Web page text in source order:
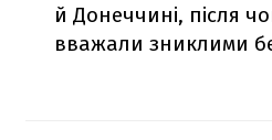
й Донеччині, після
вважали зниклими